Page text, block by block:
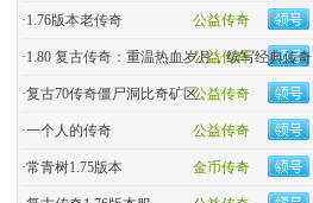
公益传奇
·1.76版本老传奇
公益传奇
·1.80 复古传奇：重温热血岁月，续写经典传奇
公益传奇
·复古70传奇僵尸洞比奇矿区
公益传奇
·一个人的传奇
金币传奇
·常青树1.75版本